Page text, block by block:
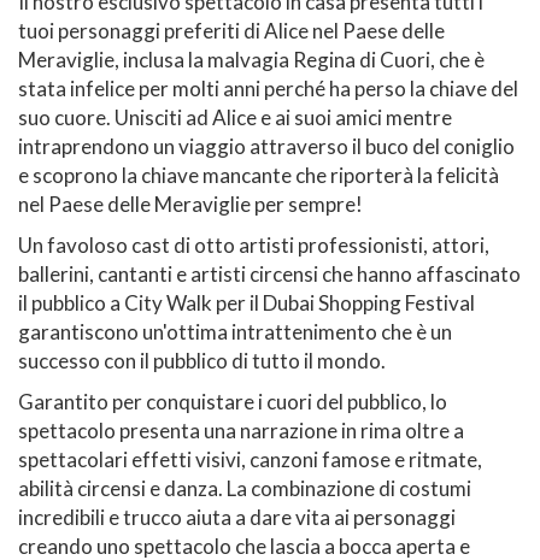
tuoi personaggi preferiti di Alice nel Paese delle
Meraviglie, inclusa la malvagia Regina di Cuori, che è
stata infelice per molti anni perché ha perso la chiave del
suo cuore. Unisciti ad Alice e ai suoi amici mentre
intraprendono un viaggio attraverso il buco del coniglio
e scoprono la chiave mancante che riporterà la felicità
nel Paese delle Meraviglie per sempre!
Un favoloso cast di otto artisti professionisti, attori,
ballerini, cantanti e artisti circensi che hanno affascinato
il pubblico a City Walk per il Dubai Shopping Festival
garantiscono un'ottima intrattenimento che è un
successo con il pubblico di tutto il mondo.
Garantito per conquistare i cuori del pubblico, lo
spettacolo presenta una narrazione in rima oltre a
spettacolari effetti visivi, canzoni famose e ritmate,
abilità circensi e danza. La combinazione di costumi
incredibili e trucco aiuta a dare vita ai personaggi
creando uno spettacolo che lascia a bocca aperta e